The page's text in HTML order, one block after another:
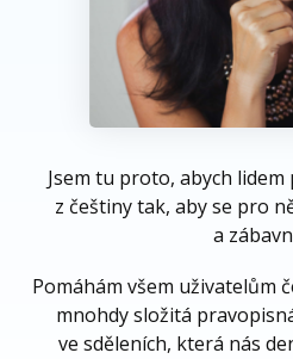
Jsem tu proto, abych
z češtiny tak, aby se pro
a
Pomáhám všem uživatelům
mnohdy složitá
ve sděleních, která nás